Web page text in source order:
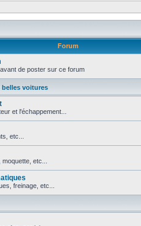
Forum
de poster sur ce forum
voitures
et l'échappement...
etc...
etc...
freinage, etc...